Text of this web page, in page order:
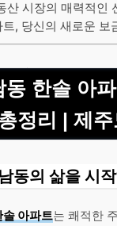
산 시장의 매력적인
, 당신의 새로운 보
한솔 아
정리 | 제
동의 삶을 시
솔 아파트는 쾌적한